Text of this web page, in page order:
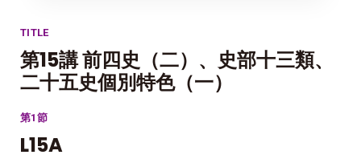
TITLE
第15講 前四史（二）、史部十三類、
二十五史個別特色（一）
第1節
L15A